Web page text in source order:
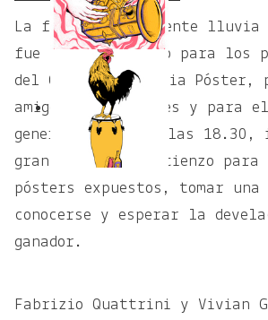
La fina y persistente lluvia
fue un impedimento para los
del Concurso Zibilia Póster,
amigos o familiares y para
general que desde las 18.30,
gran salón del Matienzo
pósters expuestos, tomar una
conocerse y esperar la
ganador.
Fabrizio Quattrini y Vivian